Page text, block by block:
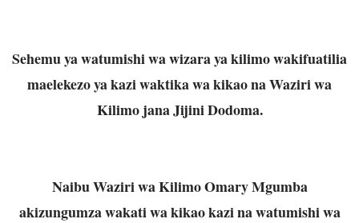
Sehemu ya watumishi wa wizara ya kilimo wakifuatilia
maelekezo ya kazi waktika wa kikao na Waziri wa
Kilimo jana Jijini Dodoma.
Naibu Waziri wa Kilimo Omary Mgumba
akizungumza wakati wa kikao kazi na watumishi wa